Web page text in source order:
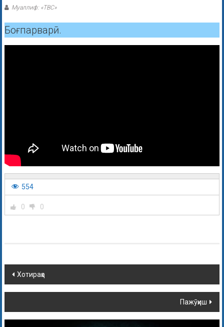
Муаллиф: «ТВС»
Боғпарварӣ.
554
0 0
Хотираҳо
Пажӯҳиш